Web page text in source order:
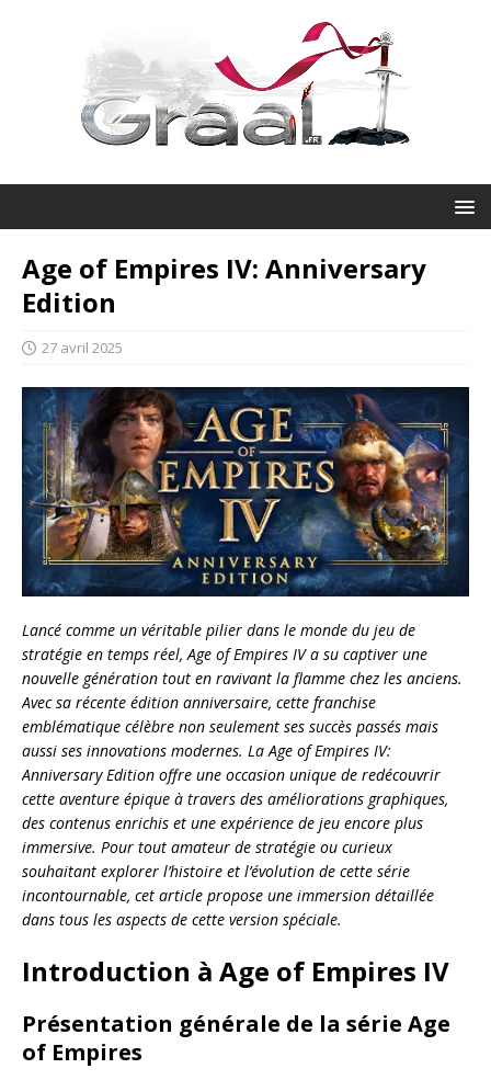
Age of Empires IV: Anniversary
Edition
27 avril 2025
Lancé comme un véritable pilier dans le monde du jeu de
stratégie en temps réel, Age of Empires IV a su captiver une
nouvelle génération tout en ravivant la flamme chez les anciens.
Avec sa récente édition anniversaire, cette franchise
emblématique célèbre non seulement ses succès passés mais
aussi ses innovations modernes. La Age of Empires IV:
Anniversary Edition offre une occasion unique de redécouvrir
cette aventure épique à travers des améliorations graphiques,
des contenus enrichis et une expérience de jeu encore plus
immersive. Pour tout amateur de stratégie ou curieux
souhaitant explorer l’histoire et l’évolution de cette série
incontournable, cet article propose une immersion détaillée
dans tous les aspects de cette version spéciale.
Introduction à Age of Empires IV
Présentation générale de la série Age
of Empires